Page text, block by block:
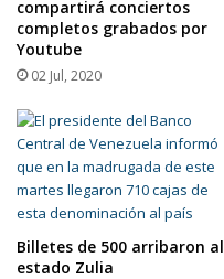
compartirá conciertos
completos grabados por
Youtube
02 Jul, 2020
Billetes de 500 arribaron al
estado Zulia